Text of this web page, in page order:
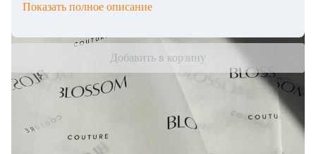
Показать полное описание
Добавить в корзину